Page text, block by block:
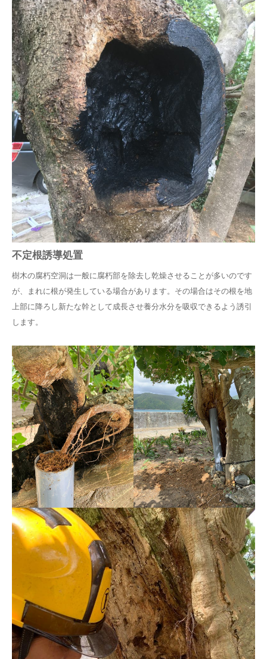
不定根誘導処置
樹木の腐朽空洞は一般に腐朽部を除去し乾燥させることが多いのです
が、まれに根が発生している場合があります。その場合はその根を地
上部に降ろし新たな幹として成長させ養分水分を吸収できるよう誘引
します。